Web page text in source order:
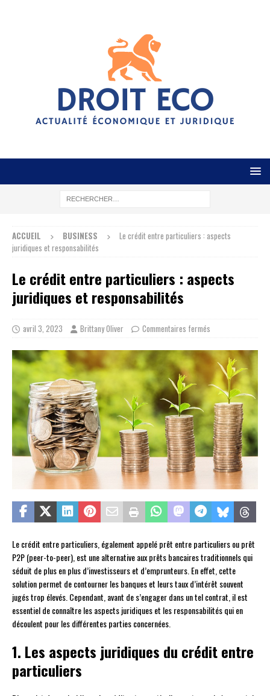
ACCUEIL BUSINESS
Le crédit entre particuliers : aspects
juridiques et responsabilités
Le crédit entre particuliers : aspects
juridiques et responsabilités
avril 3, 2023 Brittany Oliver Commentaires fermés
Le crédit entre particuliers, également appelé prêt entre particuliers ou prêt
P2P (peer-to-peer), est une alternative aux prêts bancaires traditionnels qui
séduit de plus en plus d’investisseurs et d’emprunteurs. En effet, cette
solution permet de contourner les banques et leurs taux d’intérêt souvent
jugés trop élevés. Cependant, avant de s’engager dans un tel contrat, il est
essentiel de connaître les aspects juridiques et les responsabilités qui en
découlent pour les différentes parties concernées.
1. Les aspects juridiques du crédit entre
particuliers